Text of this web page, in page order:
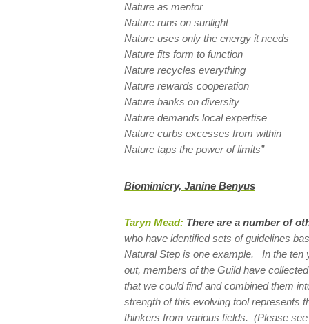
Nature as mentor
Nature runs on sunlight
Nature uses only the energy it needs
Nature fits form to function
Nature recycles everything
Nature rewards cooperation
Nature banks on diversity
Nature demands local expertise
Nature curbs excesses from within
Nature taps the power of limits”
Biomimicry, Janine Benyus
Taryn Mead: There are a number of
who have identified sets of guidelines
Natural Step is one example. In the ten
out, members of the Guild have
that we could find and combined them
strength of this evolving tool represents
thinkers from various fields. (Please